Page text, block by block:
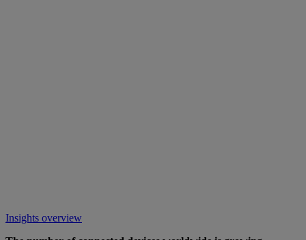
Insights overview